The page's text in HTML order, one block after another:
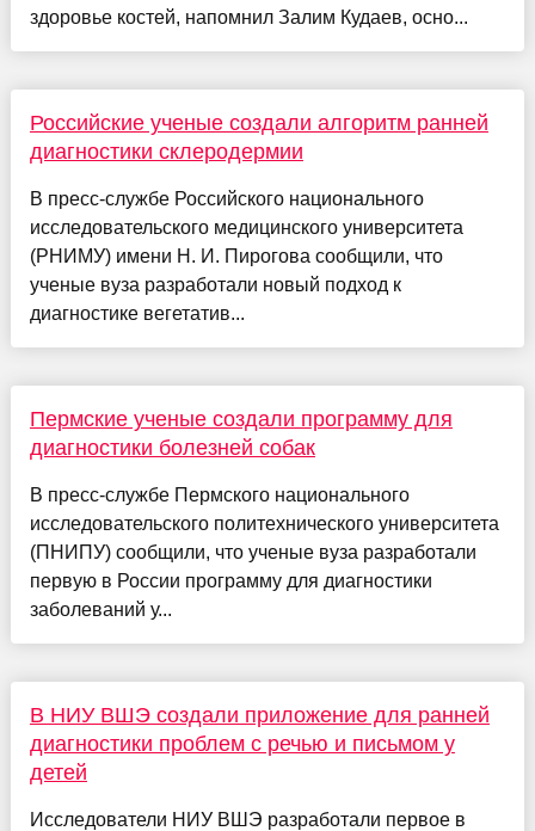
здоровье костей, напомнил Залим Кудаев, осно...
Российские ученые создали алгоритм ранней
диагностики склеродермии
В пресс-службе Российского национального
исследовательского медицинского университета
(РНИМУ) имени Н. И. Пирогова сообщили, что
ученые вуза разработали новый подход к
диагностике вегетатив...
Пермские ученые создали программу для
диагностики болезней собак
В пресс-службе Пермского национального
исследовательского политехнического университета
(ПНИПУ) сообщили, что ученые вуза разработали
первую в России программу для диагностики
заболеваний у...
В НИУ ВШЭ создали приложение для ранней
диагностики проблем с речью и письмом у
детей
Исследователи НИУ ВШЭ разработали первое в